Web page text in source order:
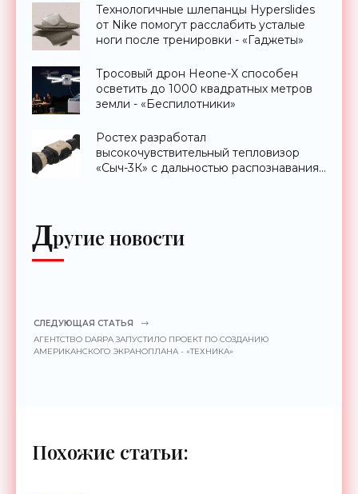
Технологичные шлепанцы Hyperslides
от Nike помогут расслабить усталые
ноги после тренировки - «Гаджеты»
Тросовый дрон Heone-X способен
осветить до 1000 квадратных метров
земли - «Беспилотники»
Ростех разработал
высокочувствительный тепловизор
«Сыч-3К» с дальностью распознавания
Другие новости
СЛЕДУЮЩАЯ СТАТЬЯ
АГЕНТСТВО DARPA ЗАПУСТИЛО ПРОЕКТ ПО СОЗДАНИЮ
АМЕРИКАНСКОГО ЭКРАНОПЛАНА - «ТЕХНИКА»
Похожие статьи: